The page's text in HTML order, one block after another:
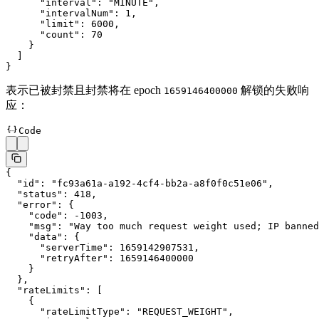
      "interval"
: "MINUTE" ,
      "intervalNum"
: 1 ,
      "limit"
: 6000 ,
      "count"
: 70
    }
}
表示已被封禁且封禁将在 epoch 1659146400000 解锁的失败响
应：
Code
{
  "id"
: "fc93a61a-a192-4cf4-bb2a-a8f0f0c51e06" ,
  "status"
: 418 ,
  "error"
: {
    "code"
: -1003 ,
    "msg"
:
"Way too much request weight used; IP
    "data"
: {
      "serverTime"
: 1659142907531 ,
      "retryAfter"
: 1659146400000
    }
  },
  "rateLimits"
: [
    {
      "rateLimitType"
: "REQUEST_WEIGHT" ,